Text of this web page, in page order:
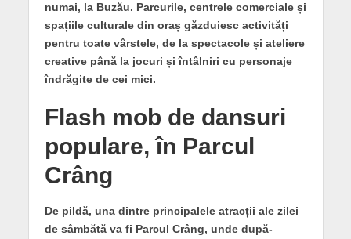
numai, la Buzău. Parcurile, centrele comerciale și
spațiile culturale din oraș găzduiesc activități
pentru toate vârstele, de la spectacole și ateliere
creative până la jocuri și întâlniri cu personaje
îndrăgite de cei mici.
Flash mob de dansuri
populare, în Parcul
Crâng
De pildă, una dintre principalele atracții ale zilei
de sâmbătă va fi Parcul Crâng, unde după-